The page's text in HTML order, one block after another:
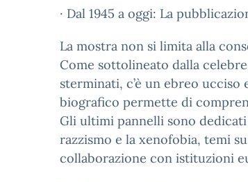
· Dal 1945 a oggi: La
La mostra non si limita alla
Come sottolineato dalla
sterminati, c’è un ebreo ucciso
biografico permette di
Gli ultimi pannelli sono
razzismo e la xenofobia, temi
collaborazione con istituzioni